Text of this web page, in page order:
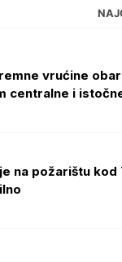
vrućine
centralne i
na požarištu kod